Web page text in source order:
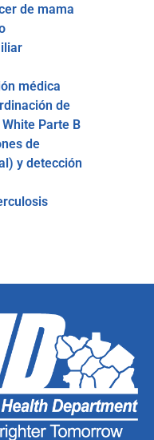
de mama
médica
de
Parte B
de
y detección